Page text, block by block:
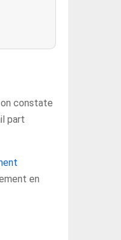
constate
part
en